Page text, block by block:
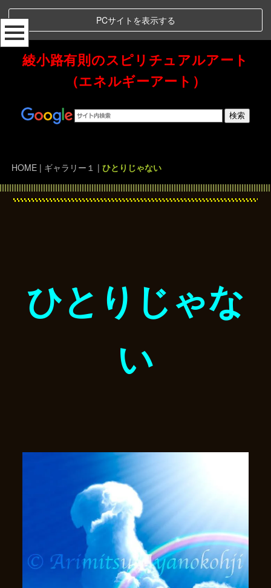
PCサイトを表示する
綾小路有則のスピリチュアルアート
（エネルギーアート）
HOME | ギャラリー１ |ひとりじゃない
ひとりじゃな
い